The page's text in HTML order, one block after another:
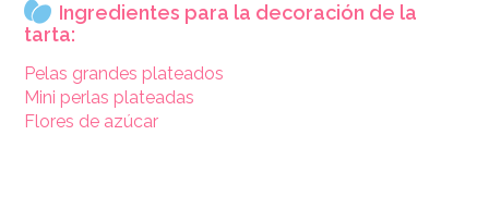
Ingredientes para la decoración de la
tarta:
Pelas grandes plateados
Mini perlas plateadas
Flores de azúcar